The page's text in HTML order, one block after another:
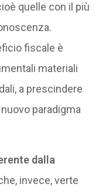
quelle con il più
fiscale è
materiali
a prescindere
paradigma
dalla
invece, verte